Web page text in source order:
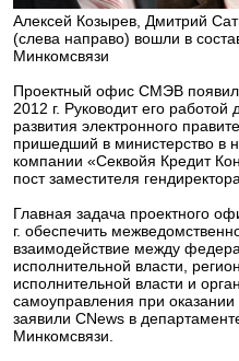
Алексей Козырев, Дмитрий
(слева направо) вошли в
Минкомсвязи
Проектный офис СМЭВ
2012 г. Руководит его работой
развития электронного
пришедший в министерство в
компании «Секвойя Кредит
пост заместителя
Главная задача проектного
г. обеспечить
взаимодействие между
исполнительной власти,
исполнительной власти и
самоуправления при оказании
заявили CNews в
Минкомсвязи.